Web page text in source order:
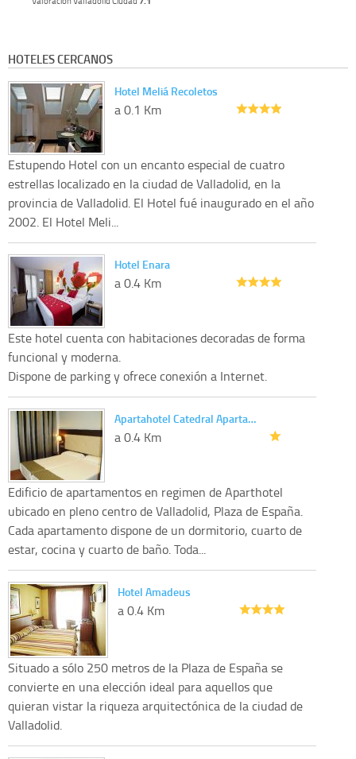
HOTELES CERCANOS
Hotel Meliá Recoletos
a 0.1 Km
Estupendo Hotel con un encanto especial de cuatro
estrellas localizado en la ciudad de Valladolid, en la
provincia de Valladolid. El Hotel fué inaugurado en el año
2002. El Hotel Meli...
Hotel Enara
a 0.4 Km
Este hotel cuenta con habitaciones decoradas de forma
funcional y moderna.
Dispone de parking y ofrece conexión a Internet.
Apartahotel Catedral Aparta…
a 0.4 Km
Edificio de apartamentos en regimen de Aparthotel
ubicado en pleno centro de Valladolid, Plaza de España.
Cada apartamento dispone de un dormitorio, cuarto de
estar, cocina y cuarto de baño. Toda...
Hotel Amadeus
a 0.4 Km
Situado a sólo 250 metros de la Plaza de España se
convierte en una elección ideal para aquellos que
quieran vistar la riqueza arquitectónica de la ciudad de
Valladolid.